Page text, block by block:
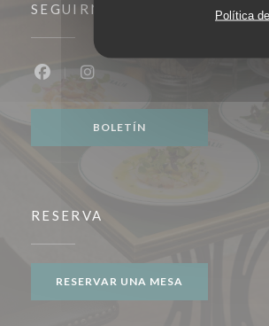
Política
SEGUIRNOS
BOLETÍN
RESERVA
RESERVAR UNA MESA